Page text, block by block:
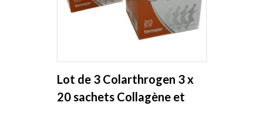
Lot de 3 Colarthrogen 3 x
20 sachets Collagène et